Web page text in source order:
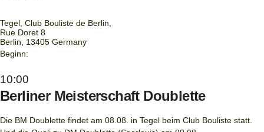
Tegel, Club Bouliste de Berlin,
Rue Doret 8
Berlin
13405 Germany
Beginn:
10:00
Berliner Meisterschaft Doublette
Die BM Doublette findet am 08.08. in Tegel beim Club Bouliste statt.